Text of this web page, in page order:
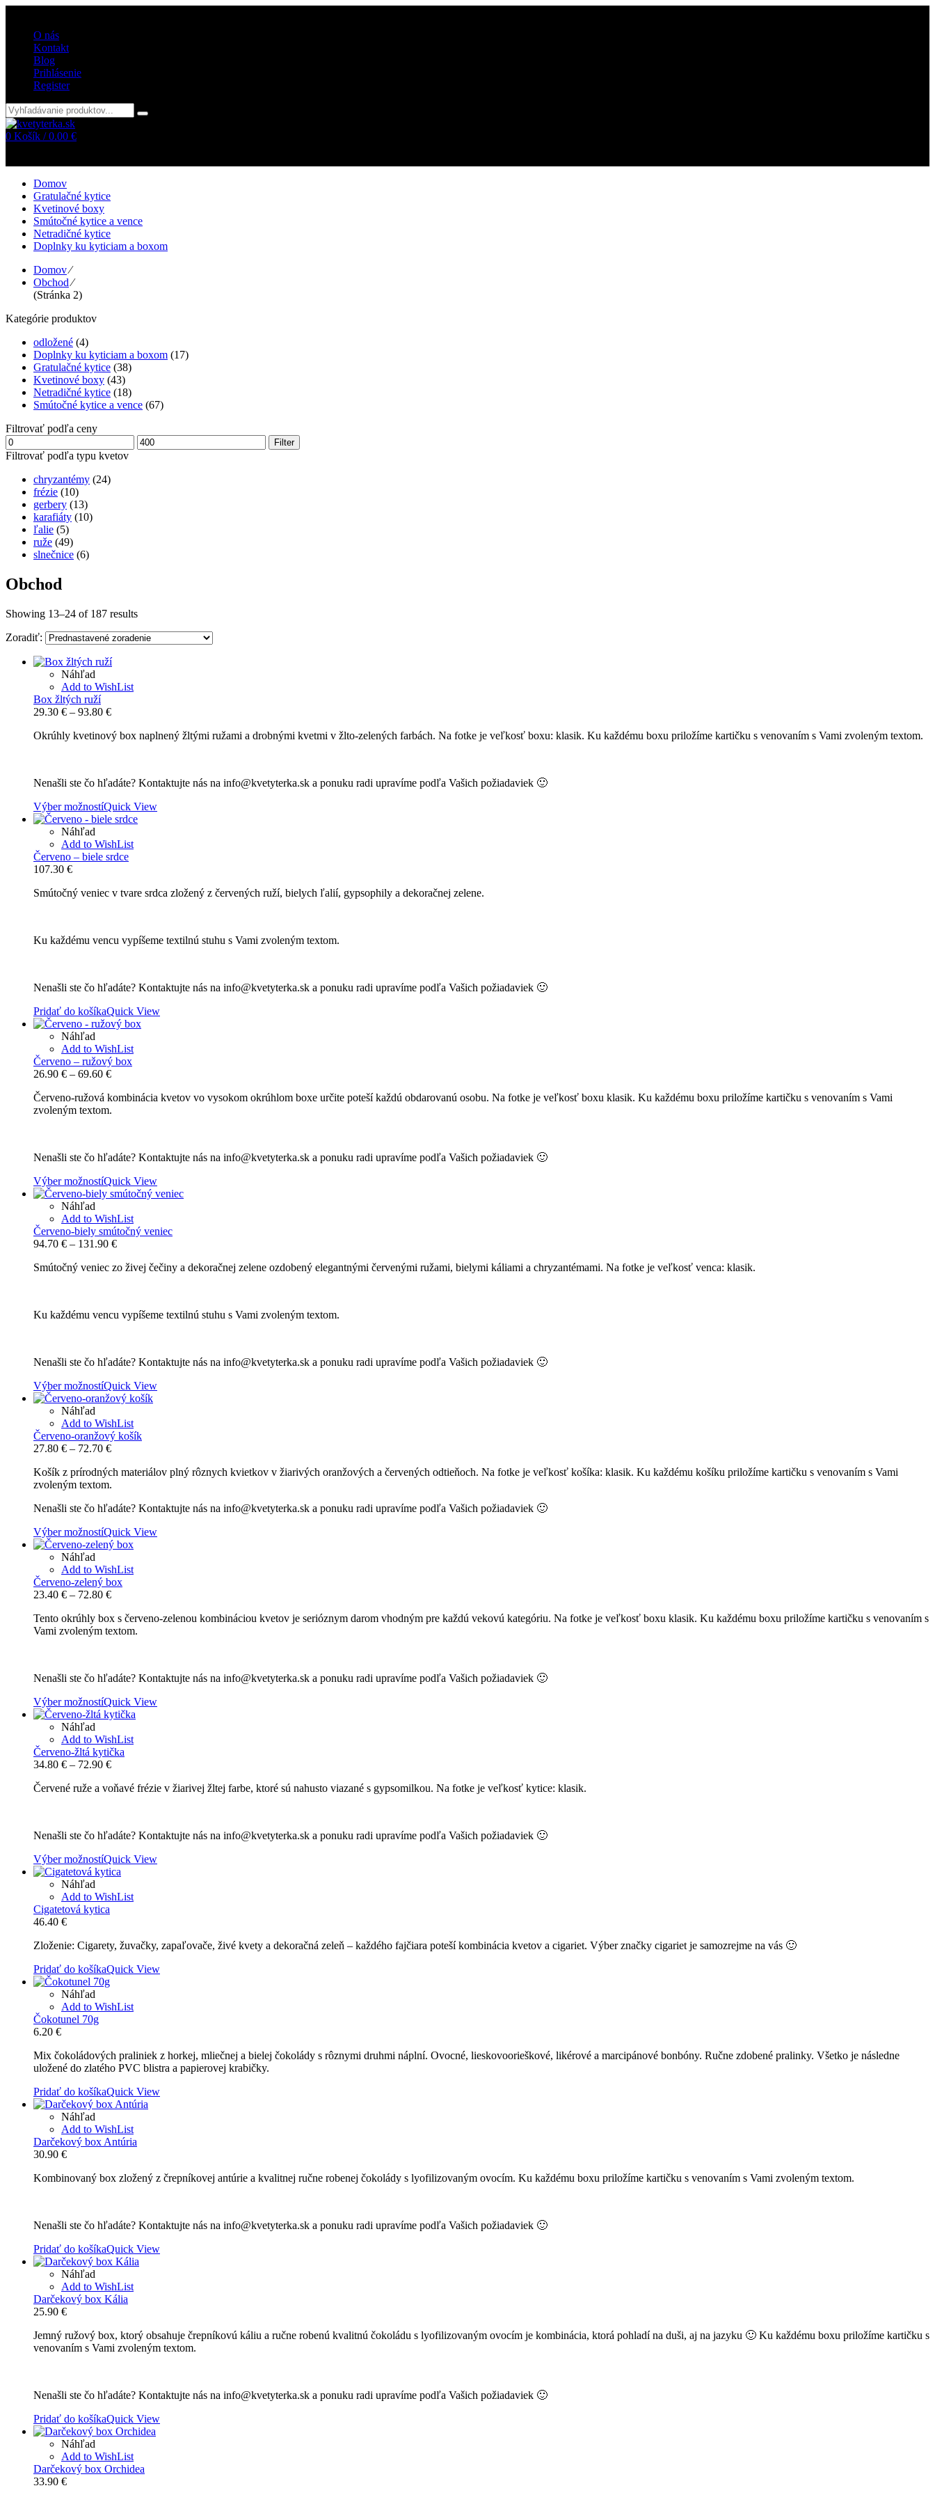
O nás
Kontakt
Blog
Prihlásenie
Register
0 Košík /0.00 €
Domov
Gratulačné kytice
Kvetinové boxy
Smútočné kytice a vence
Netradičné kytice
Doplnky ku kyticiam a boxom
Domov⁄
Obchod⁄
(Stránka 2)
Kategórie produktov
odložené (4)
Doplnky ku kyticiam a boxom (17)
Gratulačné kytice (38)
Kvetinové boxy (43)
Netradičné kytice (18)
Smútočné kytice a vence (67)
Filtrovať podľa ceny
Minimálna
cena
Maximálna
cena
Filter
Filtrovať podľa typu kvetov
chryzantémy (24)
frézie (10)
gerbery (13)
karafiáty (10)
ľalie (5)
ruže (49)
slnečnice (6)
Obchod
Showing 13–24 of 187 results
Zoradiť:
Náhľad
Add to WishList
Box žltých ruží
29.30 € – 93.80 €Price
29.30 €
Okrúhly kvetinový box naplnený žltými ružami a drobnými kvetmi v žlto-zelených farbách. Na fotke je veľkosť boxu: klasik. Ku každému boxu priložíme kartičku s venovaním s Vami zvoleným textom.
Nenašli ste čo hľadáte? Kontaktujte nás na info@kvetyterka.sk a ponuku radi upravíme podľa Vašich požiadaviek 🙂
Výber možnostíQuick View
Náhľad
Add to WishList
Červeno – biele srdce
107.30 €
Smútočný veniec v tvare srdca zložený z červených ruží, bielych ľalií, gypsophily a dekoračnej zelene.
Ku každému vencu vypíšeme textilnú stuhu s Vami zvoleným textom.
Nenašli ste čo hľadáte? Kontaktujte nás na info@kvetyterka.sk a ponuku radi upravíme podľa Vašich požiadaviek 🙂
Pridať do košíkaQuick View
Náhľad
Add to WishList
Červeno – ružový box
26.90 € – 69.60 €Price
26.90 €
through
Červeno-ružová kombinácia kvetov vo vysokom okrúhlom boxe určite poteší každú obdarovanú osobu. Na fotke je veľkosť boxu klasik. Ku každému boxu priložíme kartičku s venovaním s Vami
zvoleným textom.
Nenašli ste čo hľadáte? Kontaktujte nás na info@kvetyterka.sk a ponuku radi upravíme podľa Vašich požiadaviek 🙂
Výber možnostíQuick View
Náhľad
Add to WishList
Červeno-biely smútočný veniec
94.70 € – 131.90 €Price
94.70 €
Smútočný veniec zo živej čečiny a dekoračnej zelene ozdobený elegantnými červenými ružami, bielymi káliami a chryzantémami. Na fotke je veľkosť venca: klasik.
Ku každému vencu vypíšeme textilnú stuhu s Vami zvoleným textom.
Nenašli ste čo hľadáte? Kontaktujte nás na info@kvetyterka.sk a ponuku radi upravíme podľa Vašich požiadaviek 🙂
Výber možnostíQuick View
Náhľad
Add to WishList
Červeno-oranžový košík
27.80 € – 72.70 €Price
27.80 €
through
Košík z prírodných materiálov plný rôznych kvietkov v žiarivých oranžových a červených odtieňoch. Na fotke je veľkosť košíka: klasik. Ku každému košíku priložíme kartičku s venovaním s Vami
zvoleným textom.
Nenašli ste čo hľadáte? Kontaktujte nás na info@kvetyterka.sk a ponuku radi upravíme podľa Vašich požiadaviek 🙂
Výber možnostíQuick View
Náhľad
Add to WishList
Červeno-zelený box
23.40 € – 72.80 €Price
23.40 €
through
Tento okrúhly box s červeno-zelenou kombináciou kvetov je serióznym darom vhodným pre každú vekovú kategóriu. Na fotke je veľkosť boxu klasik. Ku každému boxu priložíme kartičku s venovaním s
Vami zvoleným textom.
Nenašli ste čo hľadáte? Kontaktujte nás na info@kvetyterka.sk a ponuku radi upravíme podľa Vašich požiadaviek 🙂
Výber možnostíQuick View
Náhľad
Add to WishList
Červeno-žltá kytička
34.80 € – 72.90 €Price
34.80 €
Červené ruže a voňavé frézie v žiarivej žltej farbe, ktoré sú nahusto viazané s gypsomilkou. Na fotke je veľkosť kytice: klasik.
Nenašli ste čo hľadáte? Kontaktujte nás na info@kvetyterka.sk a ponuku radi upravíme podľa Vašich požiadaviek 🙂
Výber možnostíQuick View
Náhľad
Add to WishList
Cigatetová kytica
46.40 €
Zloženie: Cigarety, žuvačky, zapaľovače, živé kvety a dekoračná zeleň – každého fajčiara poteší kombinácia kvetov a cigariet. Výber značky cigariet je samozrejme na vás 🙂
Pridať do košíkaQuick View
Náhľad
Add to WishList
Čokotunel 70g
6.20 €
Mix čokoládových praliniek z horkej, mliečnej a bielej čokolády s rôznymi druhmi náplní. Ovocné, lieskovoorieškové, likérové a marcipánové bonbóny. Ručne zdobené pralinky. Všetko je následne
uložené do zlatého PVC blistra a papierovej krabičky.
Pridať do košíkaQuick View
Náhľad
Add to WishList
Darčekový box Antúria
30.90 €
Kombinovaný box zložený z črepníkovej antúrie a kvalitnej ručne robenej čokolády s lyofilizovaným ovocím. Ku každému boxu priložíme kartičku s venovaním s Vami zvoleným textom.
Nenašli ste čo hľadáte? Kontaktujte nás na info@kvetyterka.sk a ponuku radi upravíme podľa Vašich požiadaviek 🙂
Pridať do košíkaQuick View
Náhľad
Add to WishList
Darčekový box Kália
25.90 €
Jemný ružový box, ktorý obsahuje črepníkovú káliu a ručne robenú kvalitnú čokoládu s lyofilizovaným ovocím je kombinácia, ktorá pohladí na duši, aj na jazyku 🙂 Ku každému boxu priložíme kartičku s
venovaním s Vami zvoleným textom.
Nenašli ste čo hľadáte? Kontaktujte nás na info@kvetyterka.sk a ponuku radi upravíme podľa Vašich požiadaviek 🙂
Pridať do košíkaQuick View
Náhľad
Add to WishList
Darčekový box Orchidea
33.90 €